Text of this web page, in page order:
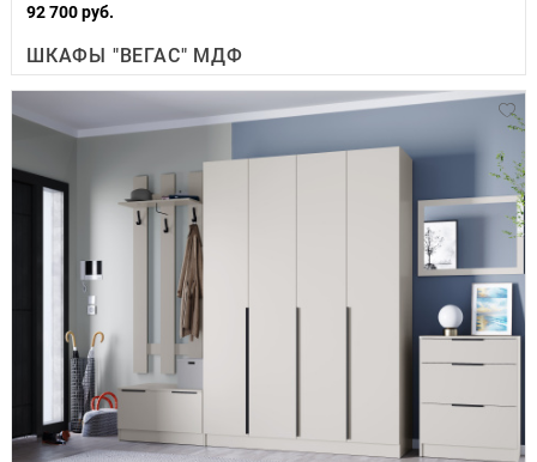
92 700 руб.
ШКАФЫ "ВЕГАС" МДФ